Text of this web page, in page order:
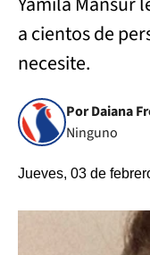
a cientos de
necesite.
Por Daiana
Ninguno
Jueves, 03 de